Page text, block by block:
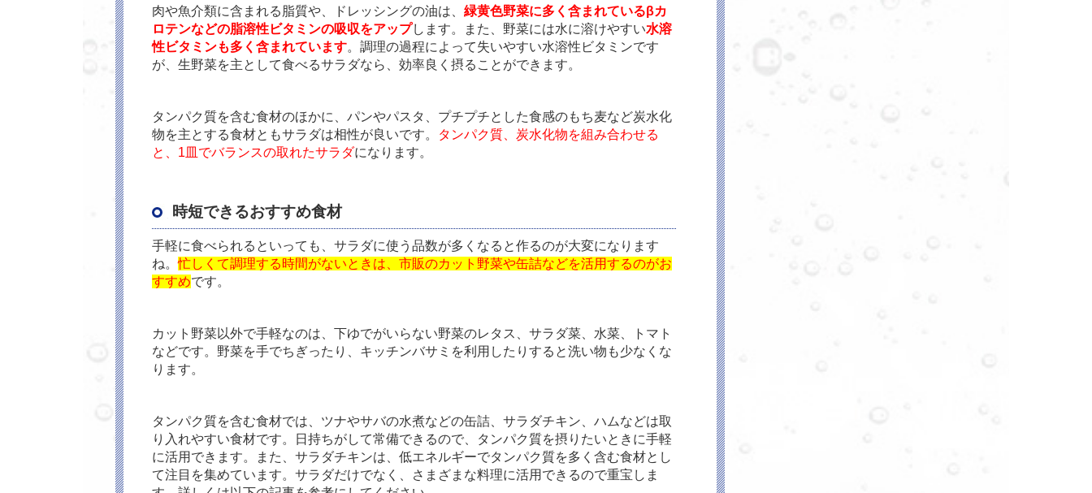
肉や魚介類に含まれる脂質や、ドレッシングの油は、 緑黄色野菜に多く含まれているβカ
ロテンなどの脂溶性ビタミンの吸収をアップします。また、野菜には水に溶けやすい水溶
性ビタミンも多く含まれています。調理の過程によって失いやすい水溶性ビタミンです
が、生野菜を主として食べるサラダなら、効率良く摂ることができます。
タンパク質を含む食材のほかに、パンやパスタ、プチプチとした食感のもち麦など炭水化
物を主とする食材ともサラダは相性が良いです。
タンパク質、炭水化物を組み合わせる
と、1皿でバランスの取れたサラダになります。
時短できるおすすめ食材
手軽に食べられるといっても、サラダに使う品数が多くなると作るのが大変になります
ね。忙しくて調理する時間がないときは、市販のカット野菜や缶詰などを活用するのがお
すすめです。
カット野菜以外で手軽なのは、下ゆでがいらない野菜のレタス、サラダ菜、水菜、トマト
などです。野菜を手でちぎったり、キッチンバサミを利用したりすると洗い物も少なくな
ります。
タンパク質を含む食材では、ツナやサバの水煮などの缶詰、サラダチキン、ハムなどは取
り入れやすい食材です。日持ちがして常備できるので、タンパク質を摂りたいときに手軽
に活用できます。また、サラダチキンは、低エネルギーでタンパク質を多く含む食材とし
て注目を集めています。サラダだけでなく、さまざまな料理に活用できるので重宝しま